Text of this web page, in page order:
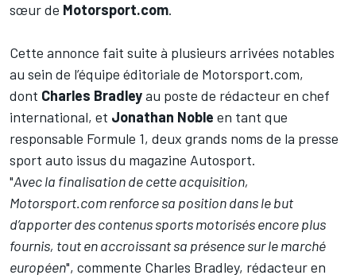
sœur de Motorsport.com.
Cette annonce fait suite à plusieurs arrivées notables
au sein de l’équipe éditoriale de Motorsport.com,
dont Charles Bradleyau poste de rédacteur en chef
international, et Jonathan Noble en tant que
responsable Formule 1, deux grands noms de la presse
sport auto issus du magazine Autosport.
"Avec la finalisation de cette acquisition,
Motorsport.com renforce sa position dans le but
d’apporter des contenus sports motorisés encore plus
fournis, tout en accroissant sa présence sur le marché
européen", commente Charles Bradley, rédacteur en